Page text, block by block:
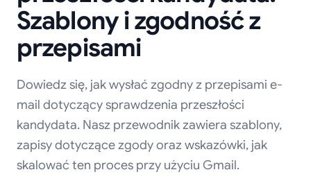
Szablony i zgodność z
przepisami
Dowiedz się, jak wysłać zgodny z przepisami e-
mail dotyczący sprawdzenia przeszłości
kandydata. Nasz przewodnik zawiera szablony,
zapisy dotyczące zgody oraz wskazówki, jak
skalować ten proces przy użyciu Gmail.